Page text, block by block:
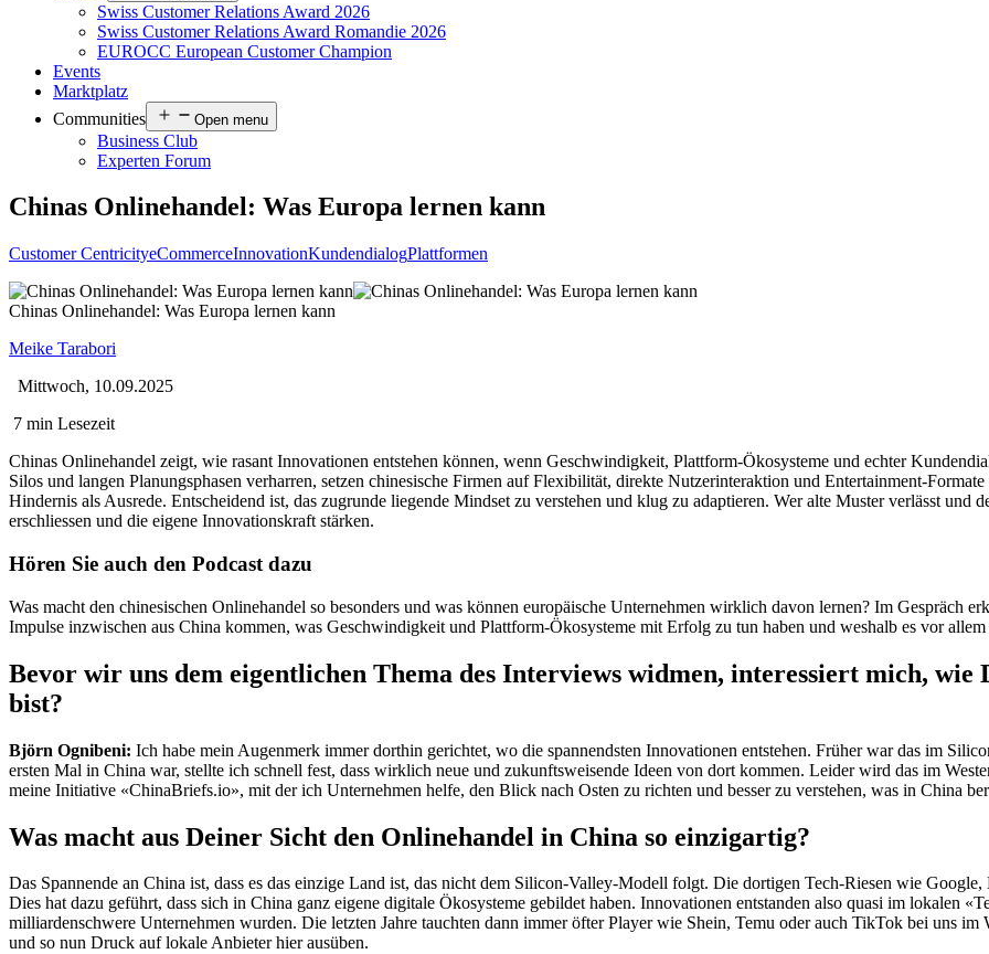
Swiss Customer Relations Award 2026
Swiss Customer Relations Award Romandie 2026
EUROCC European Customer Champion
Events
Marktplatz
Communities
Open menu
Business Club
Experten Forum
Chinas Onlinehandel: Was Europa lernen kann
Customer CentricityeCommerceInnovationKundendialogPlattformen
Chinas Onlinehandel: Was Europa lernen kann
Meike Tarabori
Mittwoch, 10.09.2025
7 min Lesezeit
Chinas Onlinehandel zeigt, wie rasant Innovationen entstehen können, wenn Geschwindigkeit, Plattform-Ökosysteme und echter
Silos und langen Planungsphasen verharren, setzen chinesische Firmen auf Flexibilität, direkte Nutzerinteraktion und Entertainment-
Hindernis als Ausrede. Entscheidend ist, das zugrunde liegende Mindset zu verstehen und klug zu adaptieren. Wer alte Muster verlässt und
erschliessen und die eigene Innovationskraft stärken.
Hören Sie auch den Podcast dazu
Was macht den chinesischen Onlinehandel so besonders und was können europäische Unternehmen wirklich davon lernen? Im Gespräch
Impulse inzwischen aus China kommen, was Geschwindigkeit und Plattform-Ökosysteme mit Erfolg zu tun haben und weshalb es vor
Bevor wir uns dem eigentlichen Thema des Interviews widmen, interessiert mich, wie
bist?
Björn Ognibeni: Ich habe mein Augenmerk immer dorthin gerichtet, wo die spannendsten Innovationen entstehen. Früher war das im
ersten Mal in China war, stellte ich schnell fest, dass wirklich neue und zukunftsweisende Ideen von dort kommen. Leider wird das im
meine Initiative «ChinaBriefs.io», mit der ich Unternehmen helfe, den Blick nach Osten zu richten und besser zu verstehen, was in China
Was macht aus Deiner Sicht den Onlinehandel in China so einzigartig?
Das Spannende an China ist, dass es das einzige Land ist, das nicht dem Silicon-Valley-Modell folgt. Die dortigen Tech-Riesen wie
Dies hat dazu geführt, dass sich in China ganz eigene digitale Ökosysteme gebildet haben. Innovationen entstanden also quasi im lokalen
milliardenschwere Unternehmen wurden. Die letzten Jahre tauchten dann immer öfter Player wie Shein, Temu oder auch TikTok bei uns
und so nun Druck auf lokale Anbieter hier ausüben.